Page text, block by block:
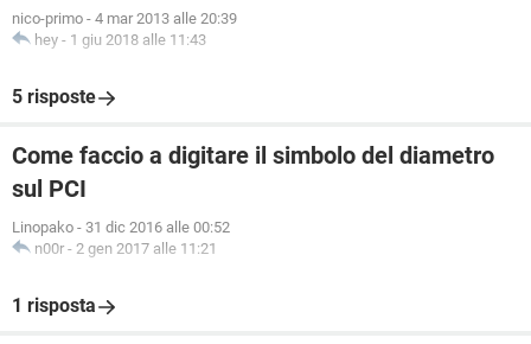
nico-primo - 4 mar 2013 alle 20:39
hey - 1 giu 2018 alle 11:43
5 risposte
Come faccio a digitare il simbolo del diametro
sul PCI
Linopako - 31 dic 2016 alle 00:52
n00r - 2 gen 2017 alle 11:21
1 risposta